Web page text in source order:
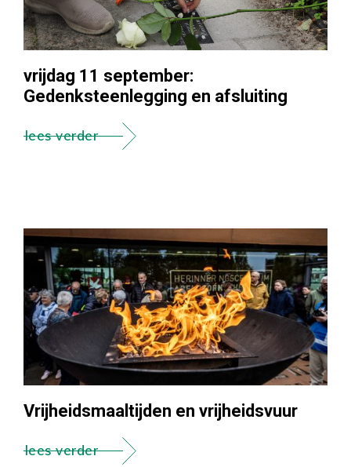
vrijdag 11 september:
Gedenksteenlegging en afsluiting
lees verder
Vrijheidsmaaltijden en vrijheidsvuur
lees verder